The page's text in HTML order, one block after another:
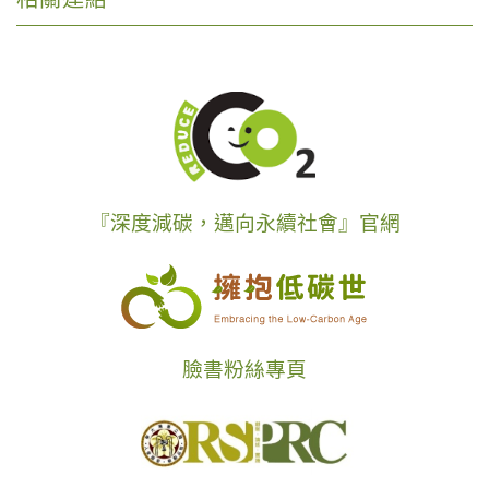
『深度減碳，邁向永續社會』官網
臉書粉絲專頁